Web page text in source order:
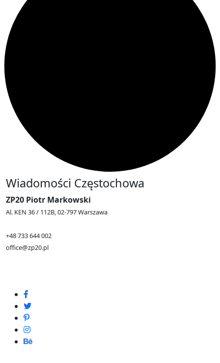
Wiadomości Częstochowa
ZP20 Piotr Markowski
Al. KEN 36 / 112B, 02-797 Warszawa
+48 733 644 002
office@zp20.pl